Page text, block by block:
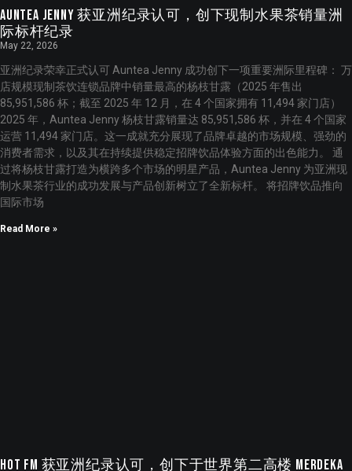
Auntea Jenny 获亚洲纪录认可，创下现制水果茶销量洲
际标杆纪录
May 22, 2026
亚洲纪录荣幸正式认可 Auntea Jenny 成功创下一项重要洲际里程碑： 万
店规模现制茶饮连锁品牌中销量最高的杨枝甘露（2025 年售出
85,951,586 杯；截至 2025 年 12 月，在 4 个国家拥有 11,494 家门店）
2025 年，Auntea Jenny 杨枝甘露销量达 85,951,586 杯，并在 4 个国家
运营 11,494 家门店。这一成就充分展现了品牌卓越的市场规模、强劲的
消费者需求，以及其在持续提供稳定招牌饮品体验方面的出色能力。 通
过将杨枝甘露打造为横跨多个市场的明星产品，Auntea Jenny 为亚洲现
制水果茶行业的成功发展与产品创新树立了全新标杆。 将招牌饮品推向
国际市场
Read More »
Hot FM 获亚洲纪录认可，创下于世界第二高楼 Merdeka